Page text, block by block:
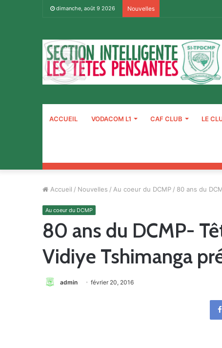
dimanche, août 9 2026 Nouvelles
ACCUEIL VODACOM L1 CAF CLUB LE
Accueil / Nouvelles / Au coeur du DCMP / 80 ans du
Au coeur du DCMP
80 ans du DCMP-
Vidiye Tshimanga
admin février 20, 2016